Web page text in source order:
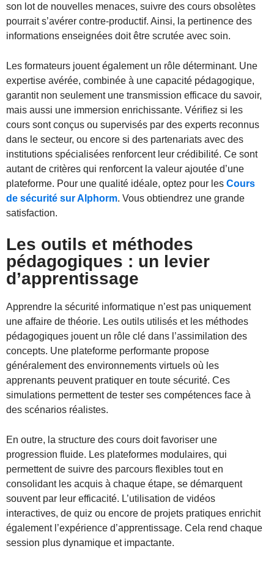
son lot de nouvelles menaces, suivre des cours obsolètes
pourrait s’avérer contre-productif. Ainsi, la pertinence des
informations enseignées doit être scrutée avec soin.
Les formateurs jouent également un rôle déterminant. Une
expertise avérée, combinée à une capacité pédagogique,
garantit non seulement une transmission efficace du savoir,
mais aussi une immersion enrichissante. Vérifiez si les
cours sont conçus ou supervisés par des experts reconnus
dans le secteur, ou encore si des partenariats avec des
institutions spécialisées renforcent leur crédibilité. Ce sont
autant de critères qui renforcent la valeur ajoutée d’une
plateforme. Pour une qualité idéale, optez pour les Cours
de sécurité sur Alphorm. Vous obtiendrez une grande
satisfaction.
Les outils et méthodes
pédagogiques : un levier
d’apprentissage
Apprendre la sécurité informatique n’est pas uniquement
une affaire de théorie. Les outils utilisés et les méthodes
pédagogiques jouent un rôle clé dans l’assimilation des
concepts. Une plateforme performante propose
généralement des environnements virtuels où les
apprenants peuvent pratiquer en toute sécurité. Ces
simulations permettent de tester ses compétences face à
des scénarios réalistes.
En outre, la structure des cours doit favoriser une
progression fluide. Les plateformes modulaires, qui
permettent de suivre des parcours flexibles tout en
consolidant les acquis à chaque étape, se démarquent
souvent par leur efficacité. L’utilisation de vidéos
interactives, de quiz ou encore de projets pratiques enrichit
également l’expérience d’apprentissage. Cela rend chaque
session plus dynamique et impactante.